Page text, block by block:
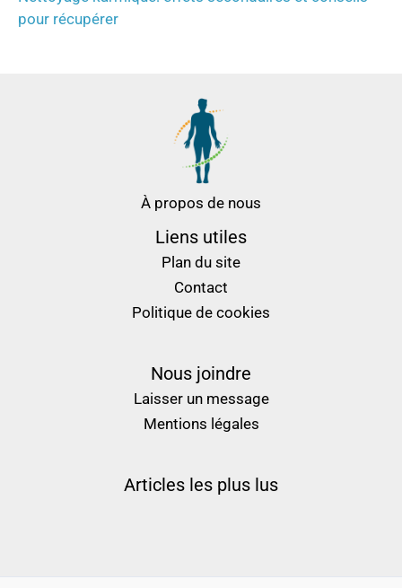
pour récupérer
À propos de nous
Liens utiles
Plan du site
Contact
Politique de cookies
Nous joindre
Laisser un message
Mentions légales
Articles les plus lus